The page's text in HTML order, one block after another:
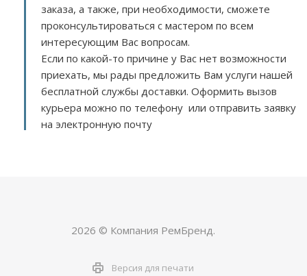
заказа, а также, при необходимости, сможете
проконсультироваться с мастером по всем
интересующим Вас вопросам.
Если по какой-то причине у Вас нет возможности
приехать, мы рады предложить Вам услуги нашей
бесплатной службы доставки. Оформить вызов
курьера можно по телефону или отправить заявку
на электронную почту
2026 © Компания РемБренд.
Версия для печати